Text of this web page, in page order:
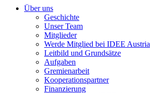
Über uns
Geschichte
Unser Team
Mitglieder
Werde Mitglied bei IDEE Austria
Leitbild und Grundsätze
Aufgaben
Gremienarbeit
Kooperationspartner
Finanzierung